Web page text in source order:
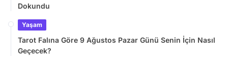
Dokundu
Yaşam
Tarot Falına Göre 9 Ağustos Pazar Günü Senin İçin Nasıl
Geçecek?